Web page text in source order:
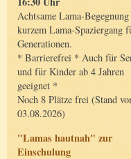
Achtsame Lama-
kurzem Lama-Spaziergang
Generationen.
* Barrierefrei * Auch für
und für Kinder ab 4 Jahren
geeignet *
Noch 8 Plätze frei (Stand
03.08.2026)
"Lamas hautnah" zur
Einschulung